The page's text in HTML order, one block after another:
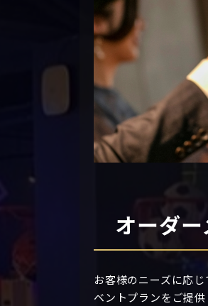
オーダ
お客様のニーズに応
ベントプランをご提